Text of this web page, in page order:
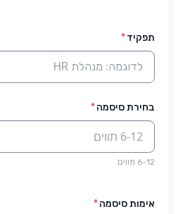
תפקיד*
בחירת סיסמה*
6-12 תווים
אימות סיסמה*